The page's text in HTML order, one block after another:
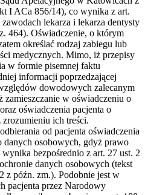
I ACa 856/14), co wynika z art.
lekarza i lekarza dentysty
464). Oświadczenie, o którym
określać rodzaj zabiegu lub
medycznych. Mimo, iż przepisy
w formie pisemnej faktu
informacji poprzedzającej
dowodowych zalecanym
zamieszczanie w oświadczeniu o
oświadczenia pacjenta o
ich treści.
od pacjenta oświadczenia
danych osobowych, gdyż prawo
bezpośrednio z art. 27 ust. 2
danych osobowych (tekst
z późn. zm.). Podobnie jest w
pacjenta przez Narodowy